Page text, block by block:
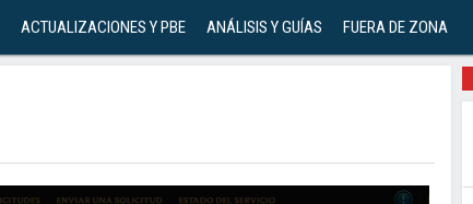
ACTUALIZACIONES Y PBE ANÁLISIS Y GUÍAS FUERA DE ZONA